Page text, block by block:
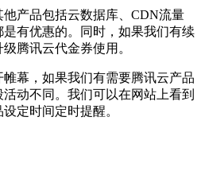
产品包括云数据库、CDN流量
有优惠的。同时，如果我们有续
腾讯云代金券使用。
幕，如果我们有需要腾讯云产品
动不同。我们可以在网站上看到
定时间定时提醒。